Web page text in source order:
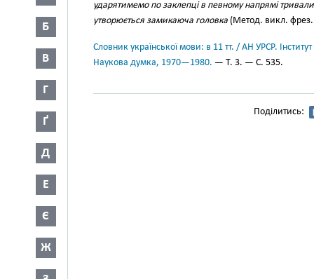
Б
В
Г
Ґ
Д
Е
Є
Ж
ударятимемо по заклепці в певному напрямі
утворюється замикаюча головка (Метод. викл.
Словник української мови: в 11 тт. / АН УРСР.
Наукова думка, 1970—1980. — Т. 3. — С. 535.
Поділитись: